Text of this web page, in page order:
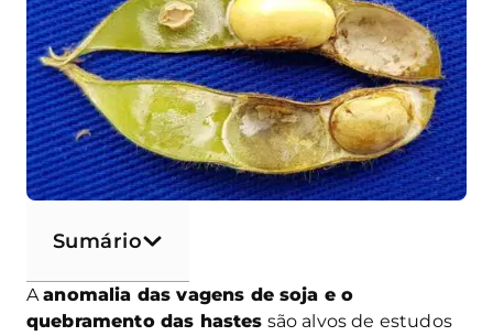
Sumário
Aanomalia das vagens de soja e o
quebramento das hastes são alvos de estudos